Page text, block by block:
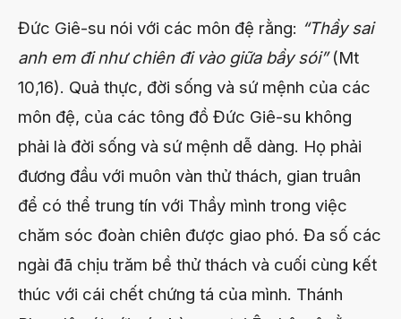
Đức Giê-su nói với các môn đệ rằng: “Thầy sai
anh em đi như chiên đi vào giữa bầy sói”(Mt
10,16). Quả thực, đời sống và sứ mệnh của các
môn đệ, của các tông đồ Đức Giê-su không
phải là đời sống và sứ mệnh dễ dàng. Họ phải
đương đầu với muôn vàn thử thách, gian truân
để có thể trung tín với Thầy mình trong việc
chăm sóc đoàn chiên được giao phó. Đa số các
ngài đã chịu trăm bề thử thách và cuối cùng kết
thúc với cái chết chứng tá của mình. Thánh